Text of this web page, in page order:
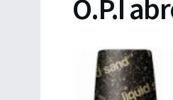
O.P.I